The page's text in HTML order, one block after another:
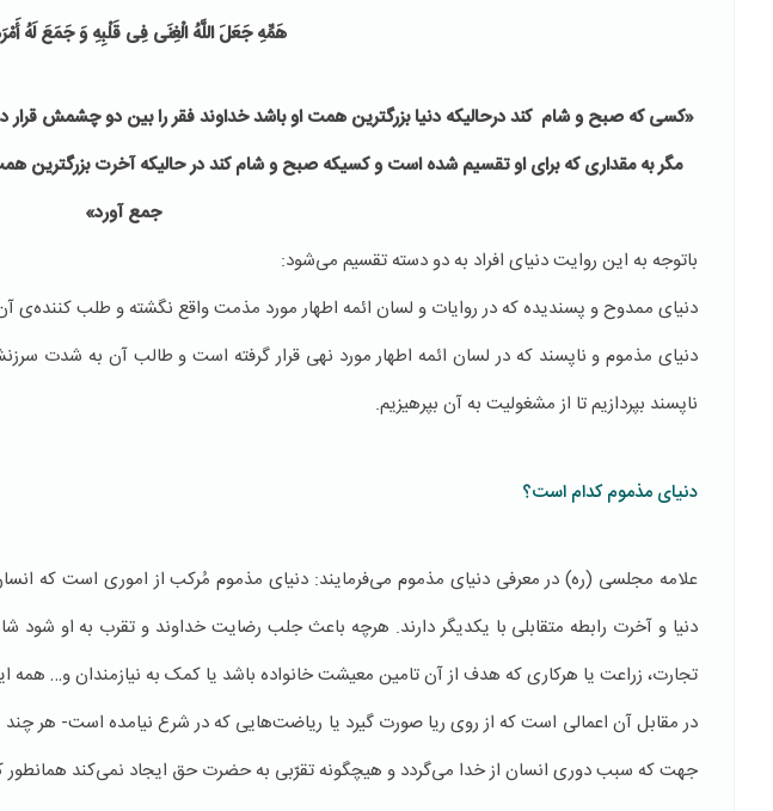
هَمِّهِ جَعَلَ اللَّهُ الْغِنَى فِی قَلْبِهِ وَ جَمَعَ لَهُ
«کسی که صبح و شام کند درحالیکه دنیا بزرگترین همت او باشد خداوند فقر را بین دو چشمش قرار
مگر به مقداری که برای او تقسیم شده است و کسیکه صبح و شام کند در حالیکه آخرت بزرگترین
جمع آورد»
باتوجه به این روایت دنیای افراد به دو دسته تقسیم می‌شود:
دنیای ممدوح و پسندیده که در روایات و لسان ائمه اطهار مورد مذمت واقع نگشته و طلب
دنیای مذموم و ناپسند که در لسان ائمه اطهار مورد نهی قرار گرفته است و طالب آن به شدت
ناپسند بپردازیم تا از مشغولیت به آن بپرهیزیم.
دنیای مذموم کدام است؟
علامه مجلسی (ره) در معرفی دنیای مذموم می‌فرمایند: دنیای مذموم مُرکب از اموری است که
دنیا و آخرت رابطه متقابلی با یکدیگر دارند. هرچه باعث جلب رضایت خداوند و تقرب به او شود
تجارت، زراعت یا هرکاری که هدف از آن تامین معیشت خانواده باشد یا کمک به نیازمندان و… همه
در مقابل آن اعمالی است که از روی ریا صورت گیرد یا ریاضت‌هایی که در شرع نیامده است- هر
جهت که سبب دوری انسان از خدا می‌گردد و هیچگونه تقرّبی به حضرت حق ایجاد نمی‌کند همانطور